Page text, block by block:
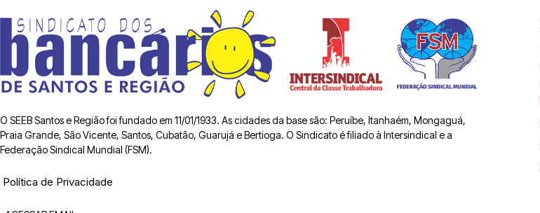
O SEEB Santos e Região foi fundado em 11/01/1933. As cidades da base são: Peruíbe, Itanhaém, Mongaguá,
Praia Grande, São Vicente, Santos, Cubatão, Guarujá e Bertioga. O Sindicato é filiado à Intersindical e a
Federação Sindical Mundial (FSM).
Política de Privacidade